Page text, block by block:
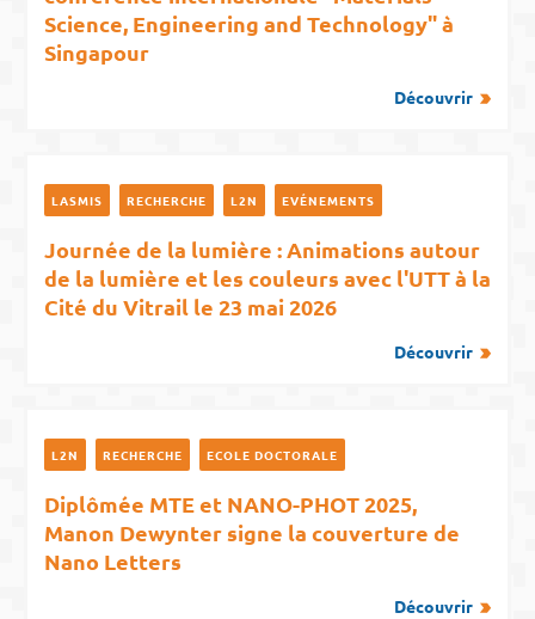
Science, Engineering and Technology" à
Singapour
Découvrir
LASMIS RECHERCHE L2N EVÉNEMENTS
Journée de la lumière : Animations autour
de la lumière et les couleurs avec l'UTT à la
Cité du Vitrail le 23 mai 2026
Découvrir
L2N RECHERCHE ECOLE DOCTORALE
Diplômée MTE et NANO-PHOT 2025,
Manon Dewynter signe la couverture de
Nano Letters
Découvrir